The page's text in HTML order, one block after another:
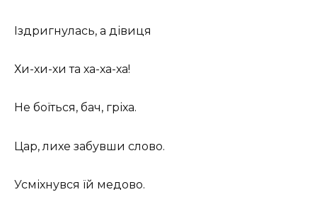
Іздригнулась, а дівиця
Хи-хи-хи та ха-ха-ха!
Не боїться, бач, гріха.
Цар, лихе забувши слово.
Усміхнувся їй медово.